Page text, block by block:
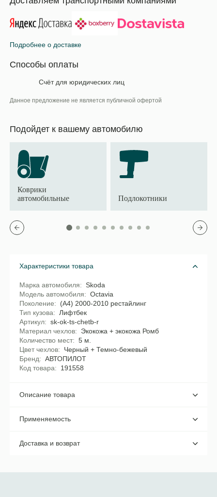
Подробнее о доставке
Способы оплаты
Счёт для юридических лиц
Данное предложение не является публичной офертой
Подойдет к вашему автомобилю
Коврики
автомобильные
Подлокотники
Характеристики товара
Марка автомобиля
Skoda
Модель автомобиля
Octavia
Поколение
(A4) 2000-2010 рестайлинг
Тип кузова
Лифтбек
Артикул
sk-ok-ts-chetb-r
Материал чехлов
Экокожа + экокожа Ромб
Количество мест
5 м.
Цвет чехлов
Черный + Темно-бежевый
Бренд
АВТОПИЛОТ
Код товара
191558
Описание товара
Применяемость
Доставка и возврат